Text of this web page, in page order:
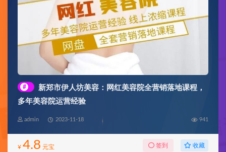
#
新郑市伊人坊美容：网红美容院全营销落地课程，
多年美容院运营经验
admin 2023-11-18 941
¥ 4.8 元宝 签到 收藏